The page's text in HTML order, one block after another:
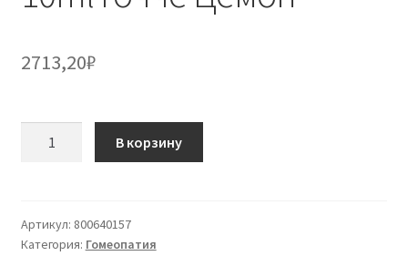
2713,20₽
200k
10ml
В корзину
Артикул: 800640157
Категория: Гомеопатия